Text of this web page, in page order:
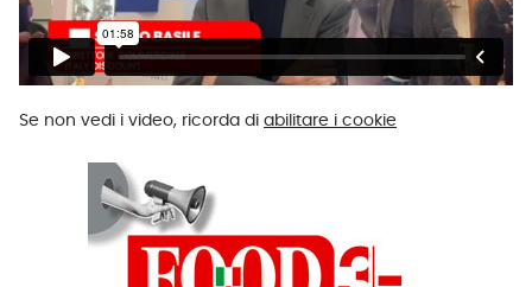
Se non vedi i video, ricorda di abilitare i cookie